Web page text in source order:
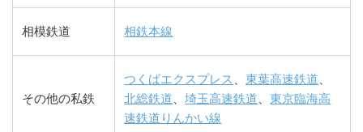
相模鉄道 相鉄本線
その他の私鉄
つくばエクスプレス 、東葉高速鉄道
北総鉄道 、埼玉高速鉄道 、東京臨海高
速鉄道りんかい線